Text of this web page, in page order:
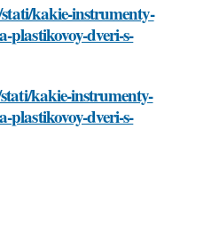
kakie-instrumenty-
dveri-s-
kakie-instrumenty-
dveri-s-